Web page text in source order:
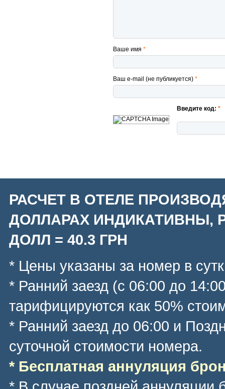
Ваше имя *
Ваш e-mail (не публикуется) *
Введите код: *
РАСЧЕТ В ОТЕЛЕ
ДОЛЛАРАХ ИНДИКАТИВНЫ,
ДОЛЛ = 40.3 ГРН
* Цены указаны за номер в
* Ранний заезд (с 06:00 до
тарифицируются как 50%
* Ранний заезд до 06:00 и
суточной стоимости номера.
* Бесплатная аннуляция